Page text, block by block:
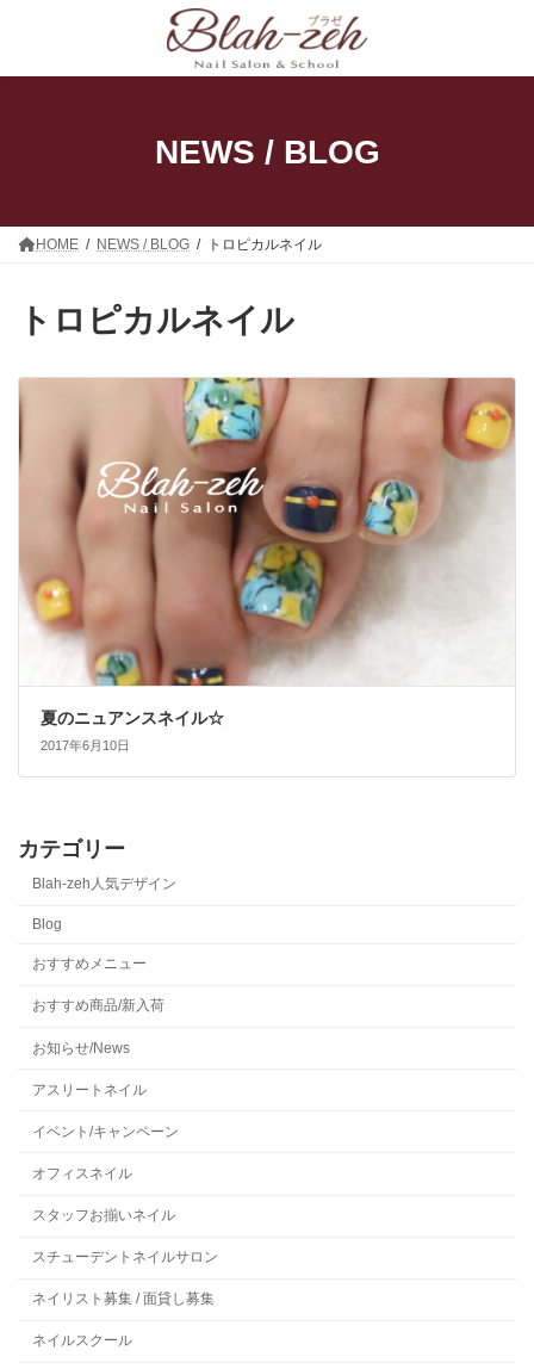
ン
ー
NEWS / BLOG
HOME NEWS / BLOG トロピカルネイル
トロピカルネイル
夏のニュアンスネイル☆
2017年6月10日
カテゴリー
Blah-zeh人気デザイン
Blog
おすすめメニュー
おすすめ商品/新入荷
お知らせ/News
アスリートネイル
イベント/キャンペーン
オフィスネイル
スタッフお揃いネイル
スチューデントネイルサロン
ネイリスト募集 / 面貸し募集
ネイルスクール